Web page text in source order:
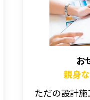
お
親身
ただの設計